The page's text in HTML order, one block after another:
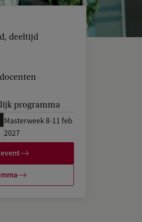
deeltijd
programma
Masterweek 8-11 feb
2027